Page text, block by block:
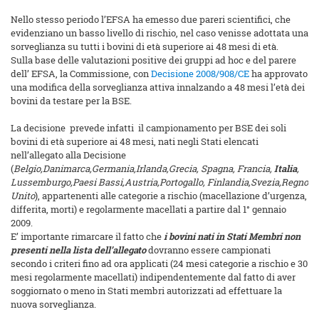
Nello stesso periodo l’EFSA ha emesso due pareri scientifici, che
evidenziano un basso livello di rischio, nel caso venisse adottata una
sorveglianza su tutti i bovini di età superiore ai 48 mesi di età.
Sulla base delle valutazioni positive dei gruppi ad hoc e del parere
dell’ EFSA, la Commissione, conDecisione 2008/908/CEha approvato
una modifica della sorveglianza attiva innalzando a 48 mesi l’età dei
bovini da testare per la BSE.
La decisione prevede infatti il campionamento per BSE dei soli
bovini di età superiore ai 48 mesi, nati negli Stati elencati
nell’allegato alla Decisione
(Belgio,Danimarca,Germania,Irlanda,Grecia, Spagna, Francia,Italia,
Lussemburgo,Paesi Bassi,Austria,Portogallo, Finlandia,Svezia,Regno
Unito), appartenenti alle categorie a rischio (macellazione d’urgenza,
differita, morti) e regolarmente macellati a partire dal 1° gennaio
2009.
E’ importante rimarcare il fatto chei bovini nati in Stati Membri non
presenti nella listadell’allegatodovranno essere campionati
secondo i criteri fino ad ora applicati (24 mesi categorie a rischio e 30
mesi regolarmente macellati) indipendentemente dal fatto di aver
soggiornato o meno in Stati membri autorizzati ad effettuare la
nuova sorveglianza.